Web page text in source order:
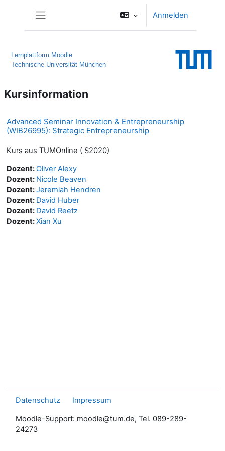
Anmelden
Lernplattform Moodle
Technische Universität München
Kursinformation
Advanced Seminar Innovation & Entrepreneurship
(WIB26995): Strategic Entrepreneurship
Kurs aus TUMOnline ( S2020)
Dozent:Oliver Alexy
Dozent: Nicole Beaven
Dozent:Jeremiah Hendren
Dozent: David Huber
Dozent: David Reetz
Dozent:Xian Xu
Datenschutz Impressum
Moodle-Support: moodle@tum.de, Tel. 089-289-
24273